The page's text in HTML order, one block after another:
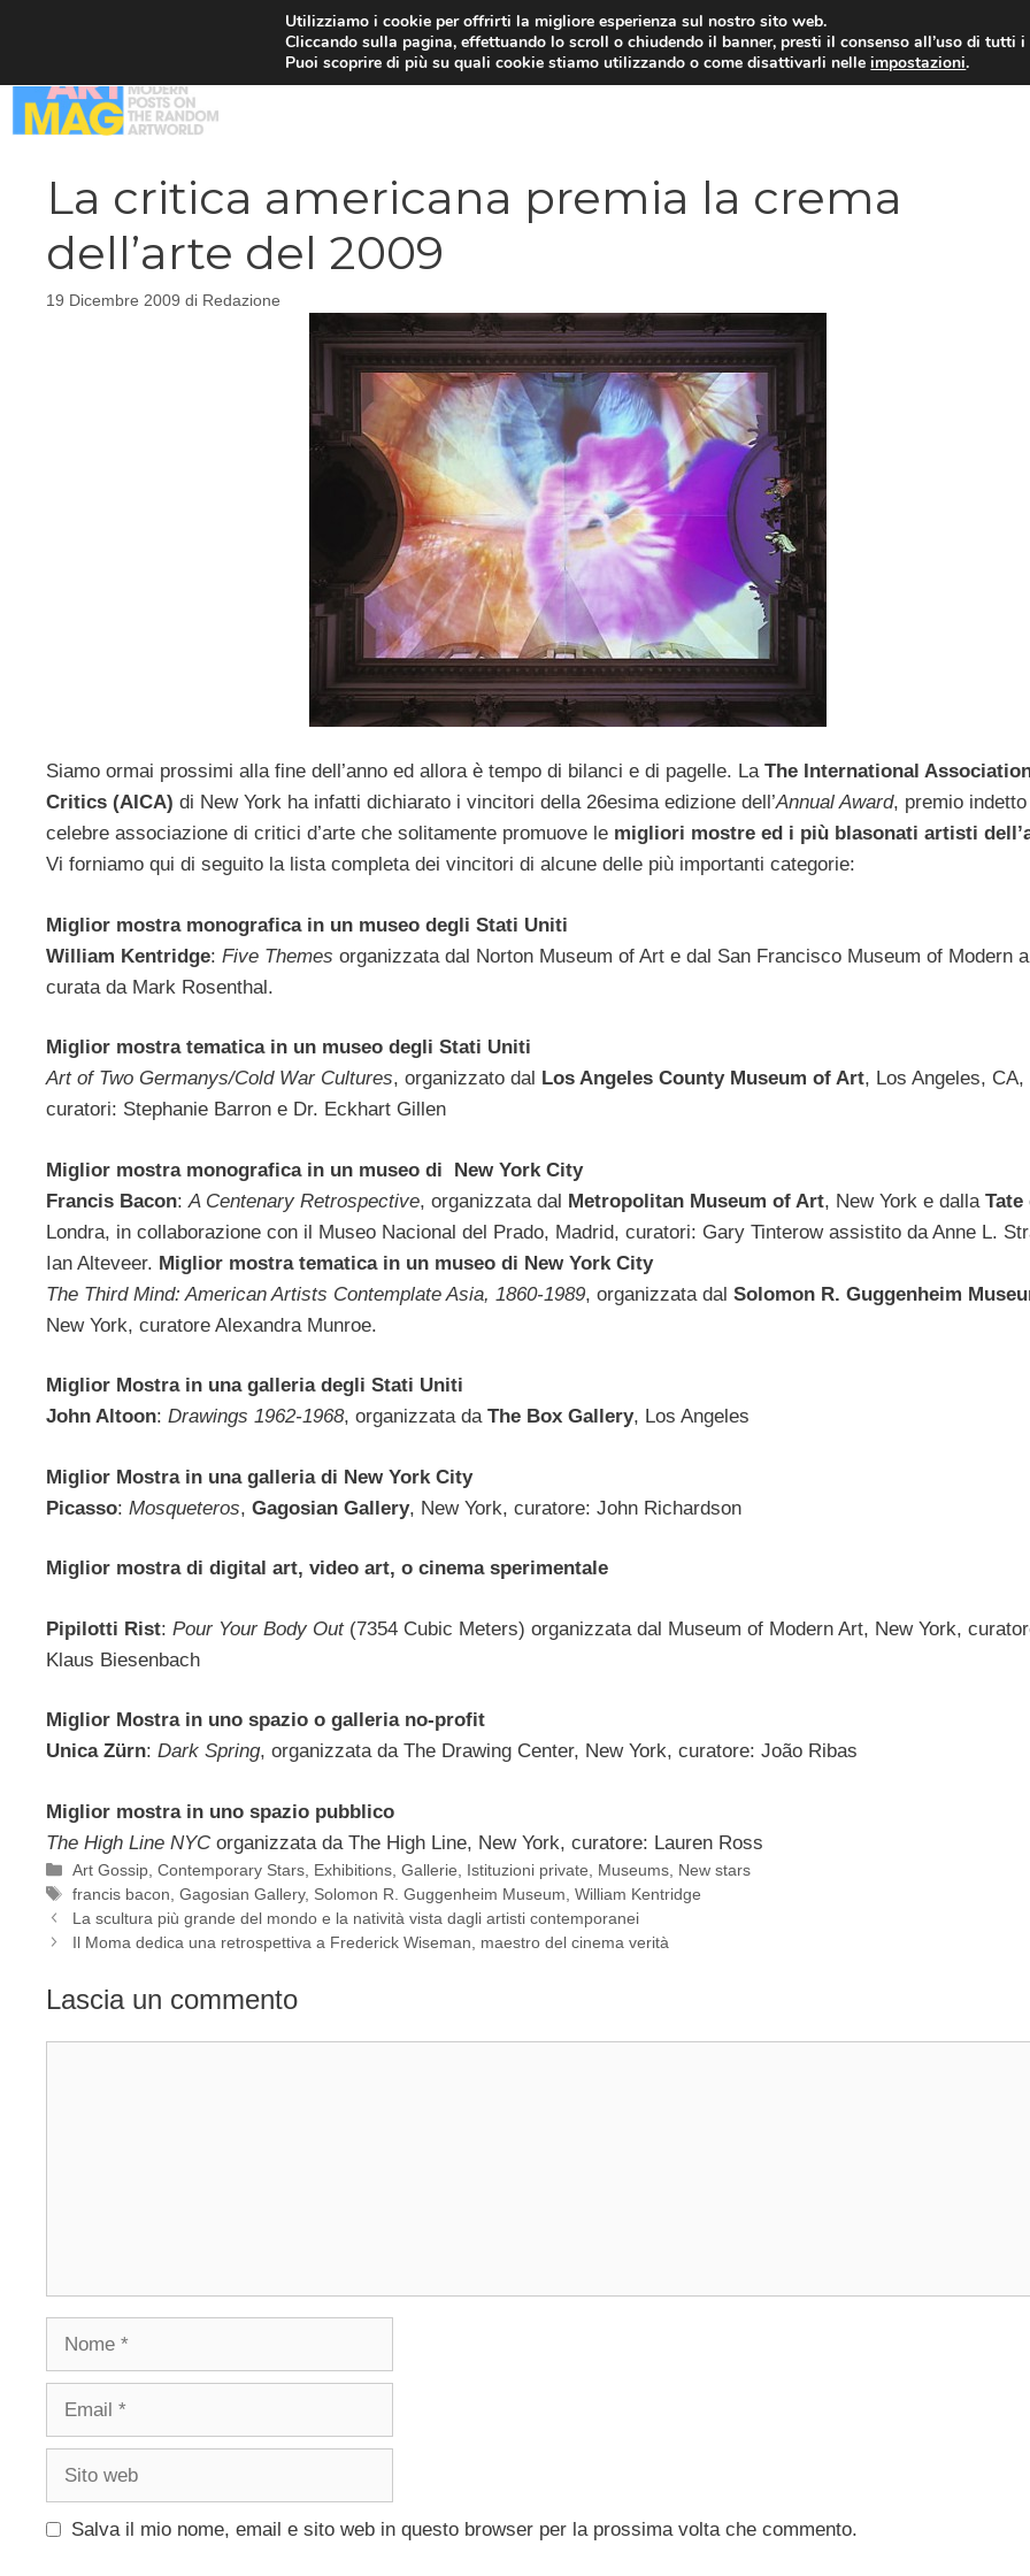
La critica americana premia la crema
dell’arte del 2009
19 Dicembre 2009 di Redazione
Siamo ormai prossimi alla fine dell’anno ed allora è tempo di bilanci e di pagelle. La The International
Critics (AICA) di New York ha infatti dichiarato i vincitori della 26esima edizione dell’Annual Award, premio
celebre associazione di critici d’arte che solitamente promuove le migliori mostre ed i più blasonati artisti
Vi forniamo qui di seguito la lista completa dei vincitori di alcune delle più importanti categorie:
Miglior mostra monografica in un museo degli Stati Uniti
William Kentridge: Five Themes organizzata dal Norton Museum of Art e dal San Francisco Museum of Modern
curata da Mark Rosenthal.
Miglior mostra tematica in un museo degli Stati Uniti
Art of Two Germanys/Cold War Cultures, organizzato dal Los Angeles County Museum of Art, Los Angeles, CA,
curatori: Stephanie Barron e Dr. Eckhart Gillen
Miglior mostra monografica in un museo di New York City
Francis Bacon: A Centenary Retrospective, organizzata dal Metropolitan Museum of Art, New York e dalla Tate
Londra, in collaborazione con il Museo Nacional del Prado, Madrid, curatori: Gary Tinterow assistito da Anne L.
Ian Alteveer. Miglior mostra tematica in un museo di New York City
The Third Mind: American Artists Contemplate Asia, 1860-1989, organizzata dal Solomon R. Guggenheim
New York, curatore Alexandra Munroe.
Miglior Mostra in una galleria degli Stati Uniti
John Altoon: Drawings 1962-1968, organizzata da The Box Gallery, Los Angeles
Miglior Mostra in una galleria di New York City
Picasso: Mosqueteros, Gagosian Gallery, New York, curatore: John Richardson
Miglior mostra di digital art, video art, o cinema sperimentale
Pipilotti Rist: Pour Your Body Out(7354 Cubic Meters) organizzata dal Museum of Modern Art, New York,
Klaus Biesenbach
Miglior Mostra in uno spazio o galleria no-profit
Unica Zürn: Dark Spring, organizzata da The Drawing Center, New York, curatore: João Ribas
Miglior mostra in uno spazio pubblico
The High Line NYCorganizzata da The High Line, New York, curatore: Lauren Ross
Categorie
Art Gossip ,Contemporary Stars Exhibitions ,Gallerie Istituzioni private Museums New stars
Tag
francis bacon ,Gagosian Gallery, Solomon R. Guggenheim Museum ,William Kentridge
La scultura più grande del mondo e la natività vista dagli artisti contemporanei
Il Moma dedica una retrospettiva a Frederick Wiseman, maestro del cinema verità
Lascia un commento
Nome
Email
Sito
Salva il mio nome, email e sito web in questo browser per la prossima volta che commento.
Utilizziamo i cookie per offrirti la migliore esperienza sul nostro sito web.
Cliccando sulla pagina, effettuando lo scroll o chiudendo il banner, presti il consenso all’uso di tutti
Puoi scoprire di più su quali cookie stiamo utilizzando o come disattivarli nelleimpostazioni.